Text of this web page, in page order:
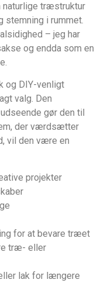
naturlige træstruktur
stemning i rummet.
– jeg har
og endda som en
og DIY-venligt
valg. Den
gør den til
der værdsætter
vil den være en
projekter
for at bevare træet
træ- eller
lak for længere